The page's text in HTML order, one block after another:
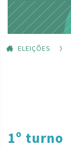
ELEIÇÕES
1º turno